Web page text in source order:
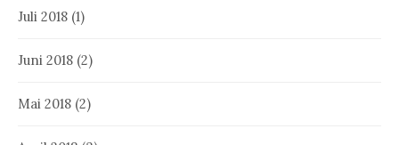
Juli 2018 (1)
Juni 2018 (2)
Mai 2018 (2)